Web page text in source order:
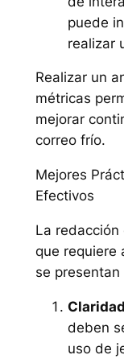
puede
realizar
Realizar un
métricas
mejorar
correo frío.
Mejores
Efectivos
La
que requiere
se
deben
uso de